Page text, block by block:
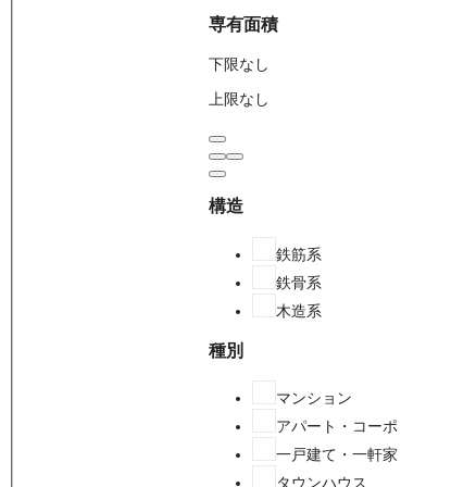
専有面積
下限なし
上限なし
構造
鉄筋系
鉄骨系
木造系
種別
マンション
アパート・コーポ
一戸建て・一軒家
タウンハウス